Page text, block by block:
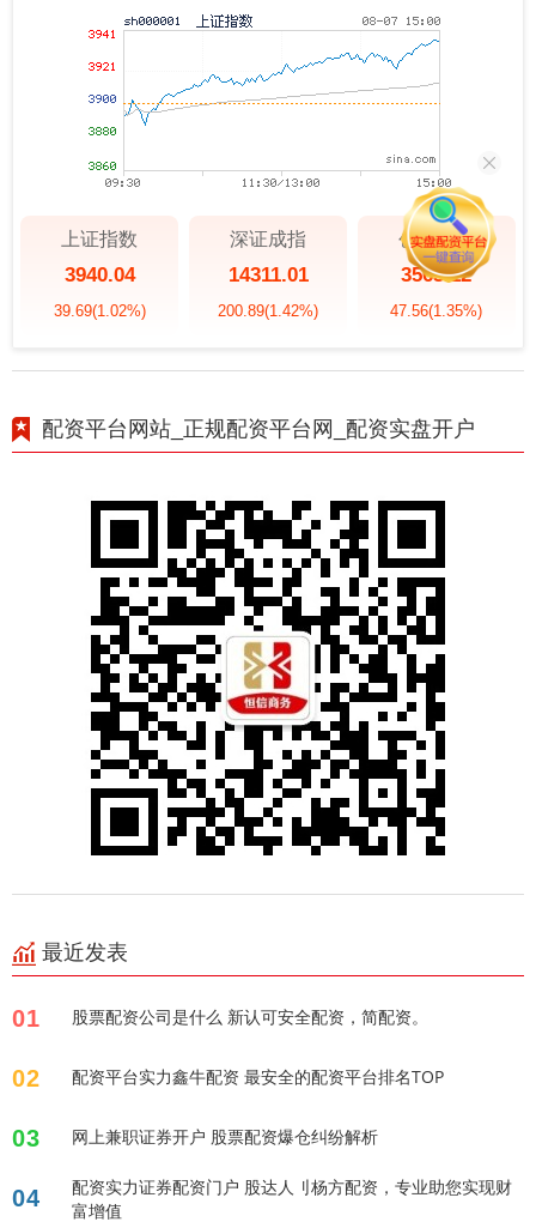
上证指数
3940.04
39.69(1.02%)
深证成指
14311.01
200.89(1.42%)
创业板指
3563.12
47.56(1.35%)
配资平台网站_正规配资平台网_配资实盘开户
最近发表
01 股票配资公司是什么 新认可安全配资，简配资。
02 配资平台实力鑫牛配资 最安全的配资平台排名TOP
03 网上兼职证券开户 股票配资爆仓纠纷解析
04
配资实力证券配资门户 股达人刂杨方配资，专业助您实现财
富增值